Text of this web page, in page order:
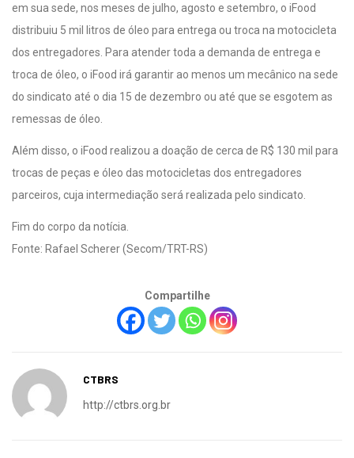
em sua sede, nos meses de julho, agosto e setembro, o iFood
distribuiu 5 mil litros de óleo para entrega ou troca na motocicleta
dos entregadores. Para atender toda a demanda de entrega e
troca de óleo, o iFood irá garantir ao menos um mecânico na sede
do sindicato até o dia 15 de dezembro ou até que se esgotem as
remessas de óleo.
Além disso, o iFood realizou a doação de cerca de R$ 130 mil para
trocas de peças e óleo das motocicletas dos entregadores
parceiros, cuja intermediação será realizada pelo sindicato.
Fim do corpo da notícia.
Fonte: Rafael Scherer (Secom/TRT-RS)
Compartilhe
CTBRS
http://ctbrs.org.br